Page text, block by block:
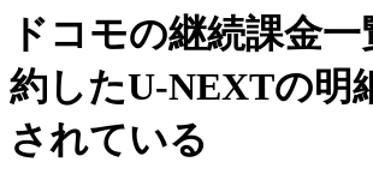
ドコモの継続課金
約したU-NEXTの明
されている